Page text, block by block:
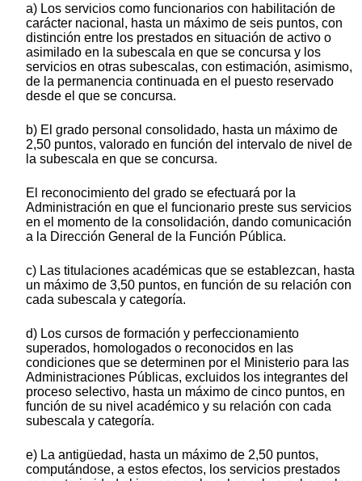
a) Los servicios como funcionarios con habilitación de
carácter nacional, hasta un máximo de seis puntos, con
distinción entre los prestados en situación de activo o
asimilado en la subescala en que se concursa y los
servicios en otras subescalas, con estimación, asimismo,
de la permanencia continuada en el puesto reservado
desde el que se concursa.
b) El grado personal consolidado, hasta un máximo de
2,50 puntos, valorado en función del intervalo de nivel de
la subescala en que se concursa.
El reconocimiento del grado se efectuará por la
Administración en que el funcionario preste sus servicios
en el momento de la consolidación, dando comunicación
a la Dirección General de la Función Pública.
c) Las titulaciones académicas que se establezcan, hasta
un máximo de 3,50 puntos, en función de su relación con
cada subescala y categoría.
d) Los cursos de formación y perfeccionamiento
superados, homologados o reconocidos en las
condiciones que se determinen por el Ministerio para las
Administraciones Públicas, excluidos los integrantes del
proceso selectivo, hasta un máximo de cinco puntos, en
función de su nivel académico y su relación con cada
subescala y categoría.
e) La antigüedad, hasta un máximo de 2,50 puntos,
computándose, a estos efectos, los servicios prestados